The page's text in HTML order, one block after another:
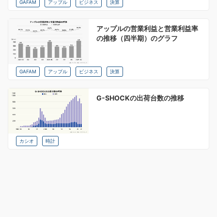
GAFAM アップル ビジネス 決算
アップルの営業利益と営業利益率
の推移（四半期）のグラフ
GAFAM アップル ビジネス 決算
G-SHOCKの出荷台数の推移
カシオ 時計